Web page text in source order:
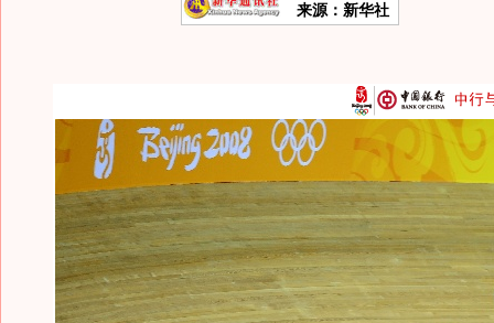
来源：新华社